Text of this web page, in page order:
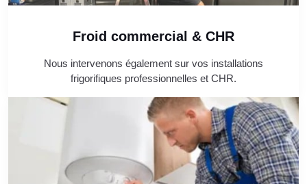
Froid commercial & CHR
Nous intervenons également sur vos installations
frigorifiques professionnelles et CHR.